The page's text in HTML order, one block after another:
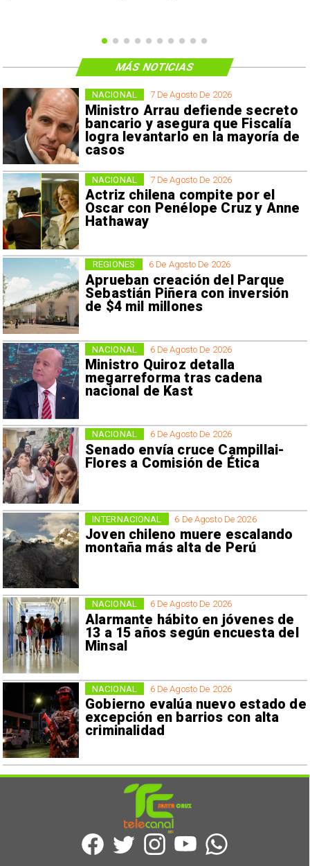
7 De Agosto De 2026
Ministro Arrau defiende secreto
bancario y asegura que Fiscalía
logra levantarlo en la mayoría de
casos
NACIONAL
7 De Agosto De 2026
Actriz chilena compite por el
Oscar con Penélope Cruz y Anne
Hathaway
NACIONAL
6 De Agosto De 2026
Aprueban creación del Parque
Sebastián Piñera con inversión
de $4 mil millones
REGIONES
6 De Agosto De 2026
Ministro Quiroz detalla
megarreforma tras cadena
nacional de Kast
NACIONAL
6 De Agosto De 2026
Senado envía cruce Campillai-
Flores a Comisión de Ética
NACIONAL
6 De Agosto De 2026
Joven chileno muere escalando
montaña más alta de Perú
INTERNACIONAL
6 De Agosto De 2026
Alarmante hábito en jóvenes de
13 a 15 años según encuesta del
Minsal
NACIONAL
6 De Agosto De 2026
Gobierno evalúa nuevo estado de
excepción en barrios con alta
criminalidad
NACIONAL
MÁS NOTICIAS